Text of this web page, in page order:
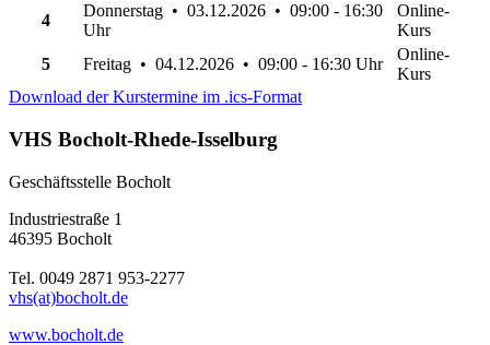
4
Donnerstag • 03.12.2026 • 09:00 - 16:30
Uhr
Online-
Kurs
5
Freitag • 04.12.2026 • 09:00 - 16:30 Uhr
Online-
Kurs
Download der Kurstermine im .ics-Format
VHS Bocholt-Rhede-Isselburg
Geschäftsstelle Bocholt
Industriestraße 1
46395 Bocholt
Tel. 0049 2871 953-2277
vhs(at)bocholt.de
www.bocholt.de